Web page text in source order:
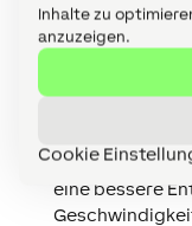
Inhalte zu
anzuzeigen.
Cookie
Über die
Beispiel (S1 -
Auch wenn die
verwendet
angezeigt
eine bessere